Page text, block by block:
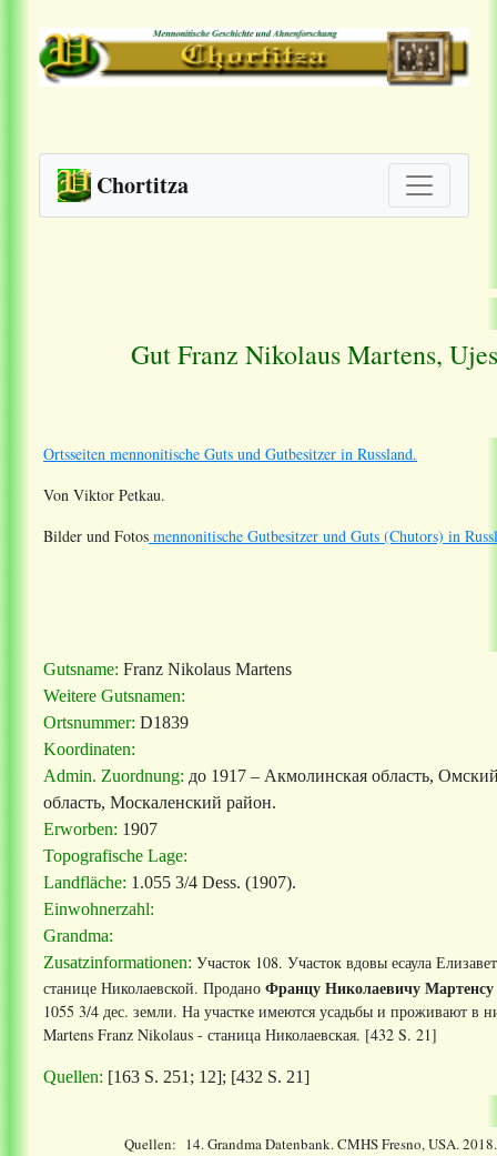
Chortitza
Gut Franz Nikolaus Martens,
Ortsseiten mennonitische Guts und Gutbesitzer in Russland.
Von Viktor Petkau.
Bilder und Fotos mennonitische Gutbesitzer und Guts (Chutors) in
Gutsname: Franz Nikolaus Martens
Weitere Gutsnamen:
Ortsnummer: D1839
Koordinaten:
Admin. Zuordnung: до 1917 – Акмолинская область,
область, Москаленский район.
Erworben: 1907
Topografische Lage:
Landfläche: 1.055 3/4 Dess. (1907).
Einwohnerzahl:
Grandma:
Zusatzinformationen: Участок 108. Участок вдовы есаула
станице Николаевской. Продано Францу Николаевичу Мартенсу
1055 3/4 дес. земли. На участке имеются усадьбы и проживают в
Martens Franz Nikolaus - станица Николаевская. [432 S. 21]
Quellen: [163 S. 251; 12]; [432 S. 21]
Quellen: 14.Grandma Datenbank. CMHS Fresno, USA.